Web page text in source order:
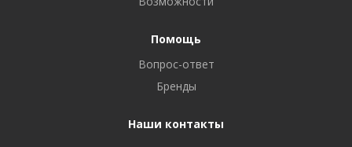
Помощь
Вопрос-ответ
Бренды
Наши контакты